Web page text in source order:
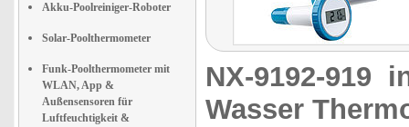
Akku-Poolreiniger-Roboter
Solar-Poolthermometer
Funk-Poolthermometer mit
WLAN, App &
Außensensoren für
Luftfeuchtigkeit &
NX-9192-919
Wasser